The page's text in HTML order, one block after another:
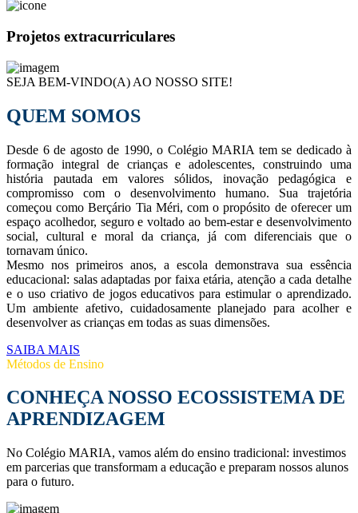
Projetos extracurriculares
SEJA BEM-VINDO(A) AO NOSSO SITE!
QUEM SOMOS
Desde 6 de agosto de 1990, o Colégio MARIA tem se dedicado à
formação integral de crianças e adolescentes, construindo uma
história pautada em valores sólidos, inovação pedagógica e
compromisso com o desenvolvimento humano. Sua trajetória
começou como Berçário Tia Méri, com o propósito de oferecer um
espaço acolhedor, seguro e voltado ao bem-estar e desenvolvimento
social, cultural e moral da criança, já com diferenciais que o
tornavam único.
Mesmo nos primeiros anos, a escola demonstrava sua essência
educacional: salas adaptadas por faixa etária, atenção a cada detalhe
e o uso criativo de jogos educativos para estimular o aprendizado.
Um ambiente afetivo, cuidadosamente planejado para acolher e
desenvolver as crianças em todas as suas dimensões.
SAIBA MAIS
Métodos de Ensino
CONHEÇA NOSSO ECOSSISTEMA DE
APRENDIZAGEM
No Colégio MARIA, vamos além do ensino tradicional: investimos
em parcerias que transformam a educação e preparam nossos alunos
para o futuro.